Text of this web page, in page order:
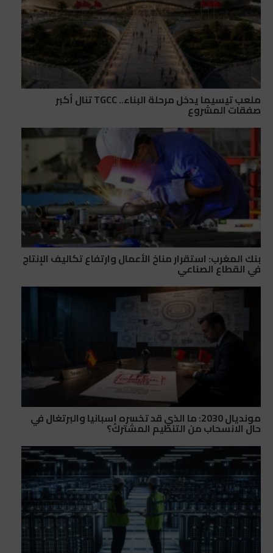
ملعب تيسيما يدخل مرحلة البناء.. TGCC تنال أكبر
صفقات المشروع
بنك المغرب: استقرار مناخ الأعمال وارتفاع تكاليف الإنتاج
في القطاع الصناعي
مونديال 2030: ما الذي قد تخسره إسبانيا والبرتغال في
حال الانسحاب من التنظيم المشترك؟